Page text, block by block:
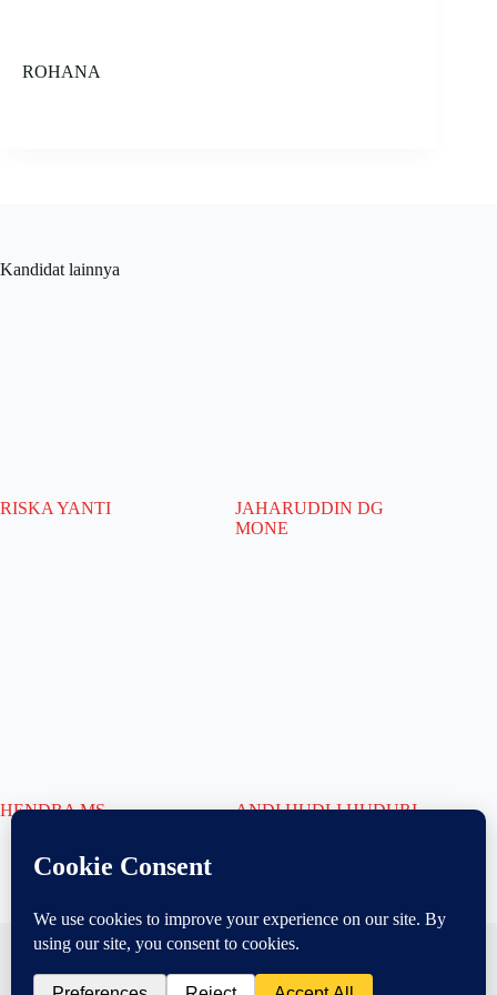
ROHANA
Kandidat lainnya
RISKA YANTI
JAHARUDDIN DG
MONE
HENDRA MS
ANDI HUDLI HUDURI,